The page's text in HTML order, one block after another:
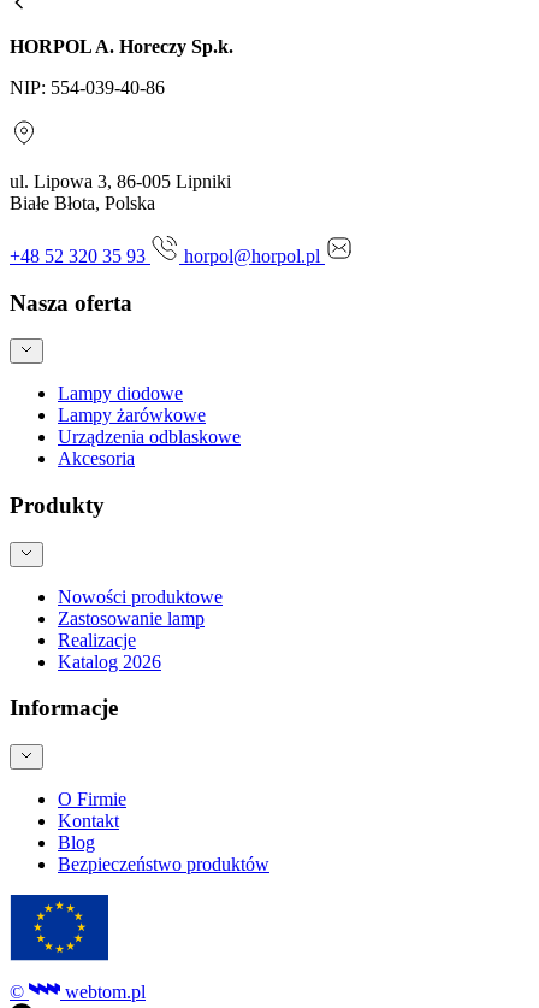
HORPOL A. Horeczy Sp.k.
NIP: 554-039-40-86
ul. Lipowa 3, 86-005 Lipniki
Białe Błota, Polska
+48 52 320 35 93 horpol@horpol.pl
Nasza oferta
Lampy diodowe
Lampy żarówkowe
Urządzenia odblaskowe
Akcesoria
Produkty
Nowości produktowe
Zastosowanie lamp
Realizacje
Katalog 2026
Informacje
O Firmie
Kontakt
Blog
Bezpieczeństwo produktów
© webtom.pl